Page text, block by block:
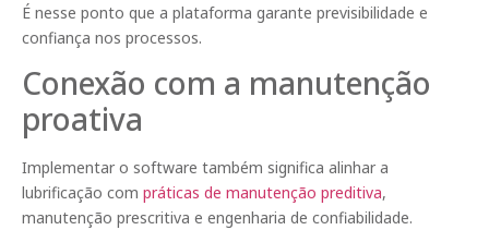
É nesse ponto que a plataforma garante previsibilidade e
confiança nos processos.
Conexão com a manutenção
proativa
Implementar o software também significa alinhar a
lubrificação com práticas de manutenção preditiva,
manutenção prescritiva e engenharia de confiabilidade.